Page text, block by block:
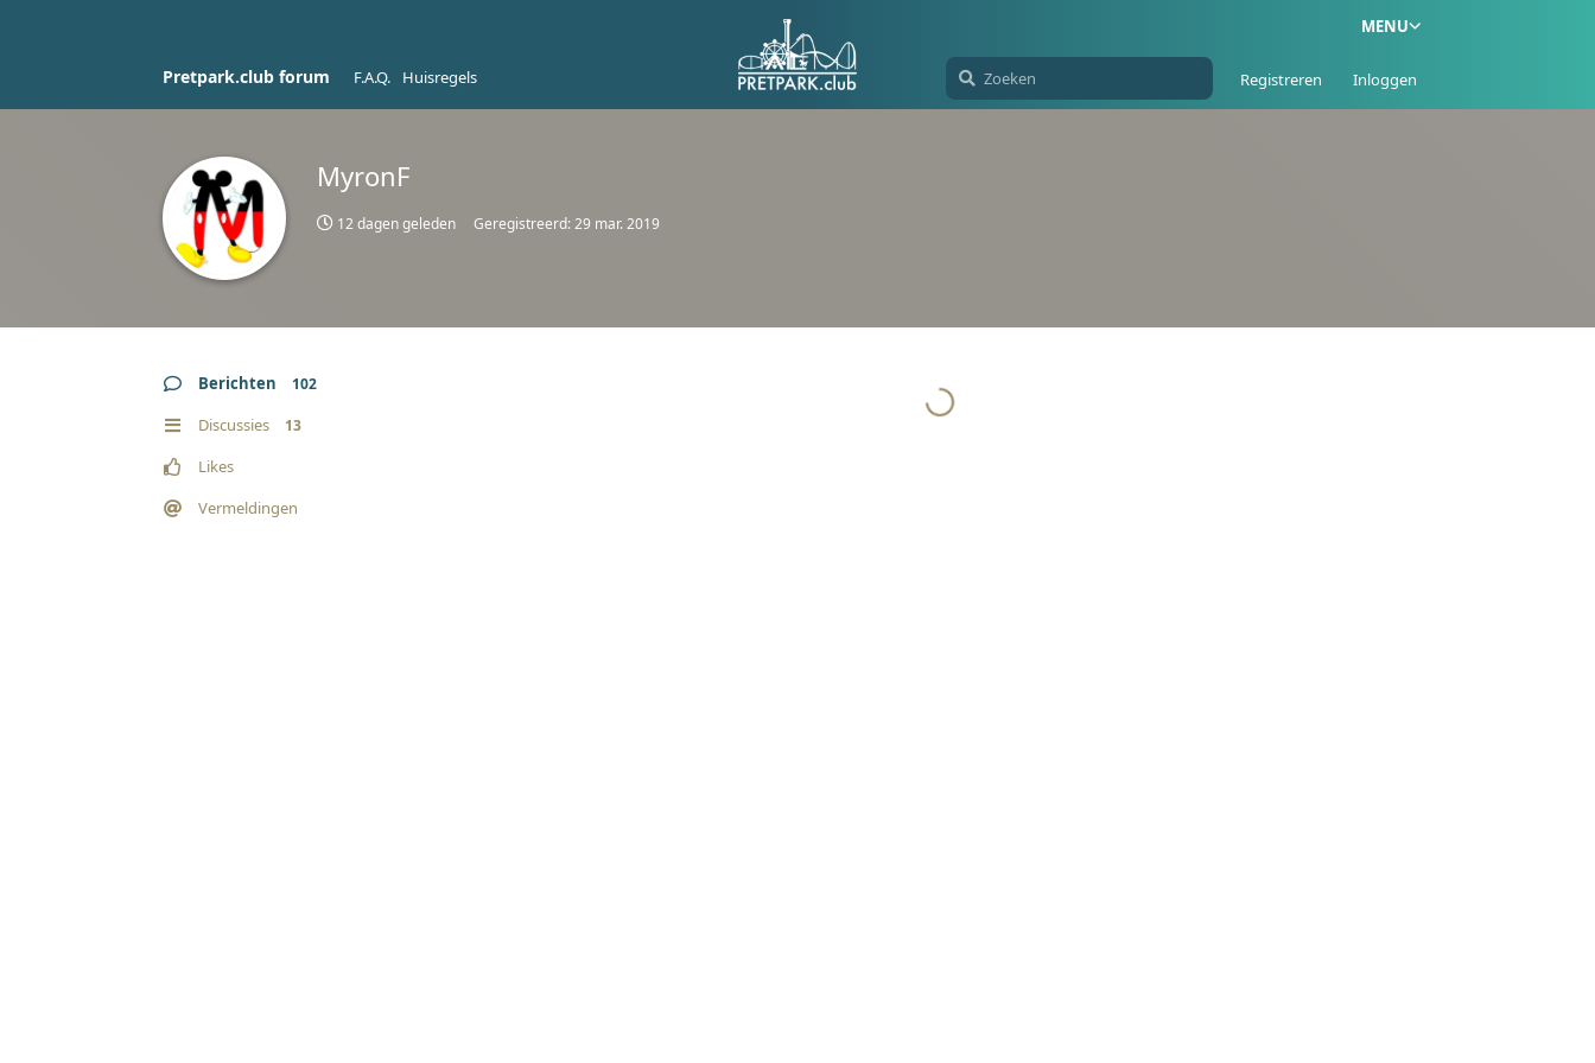
MENU
Pretpark.club forum F.A.Q. Huisregels Registreren Inloggen
MyronF
12 dagen geleden Geregistreerd:29 mar. 2019
Berichten 102
Discussies 13
Likes
Vermeldingen